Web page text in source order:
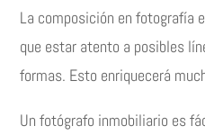
La composición en fotografía
que estar atento a posibles
formas. Esto enriquecerá
Un fotógrafo inmobiliario es